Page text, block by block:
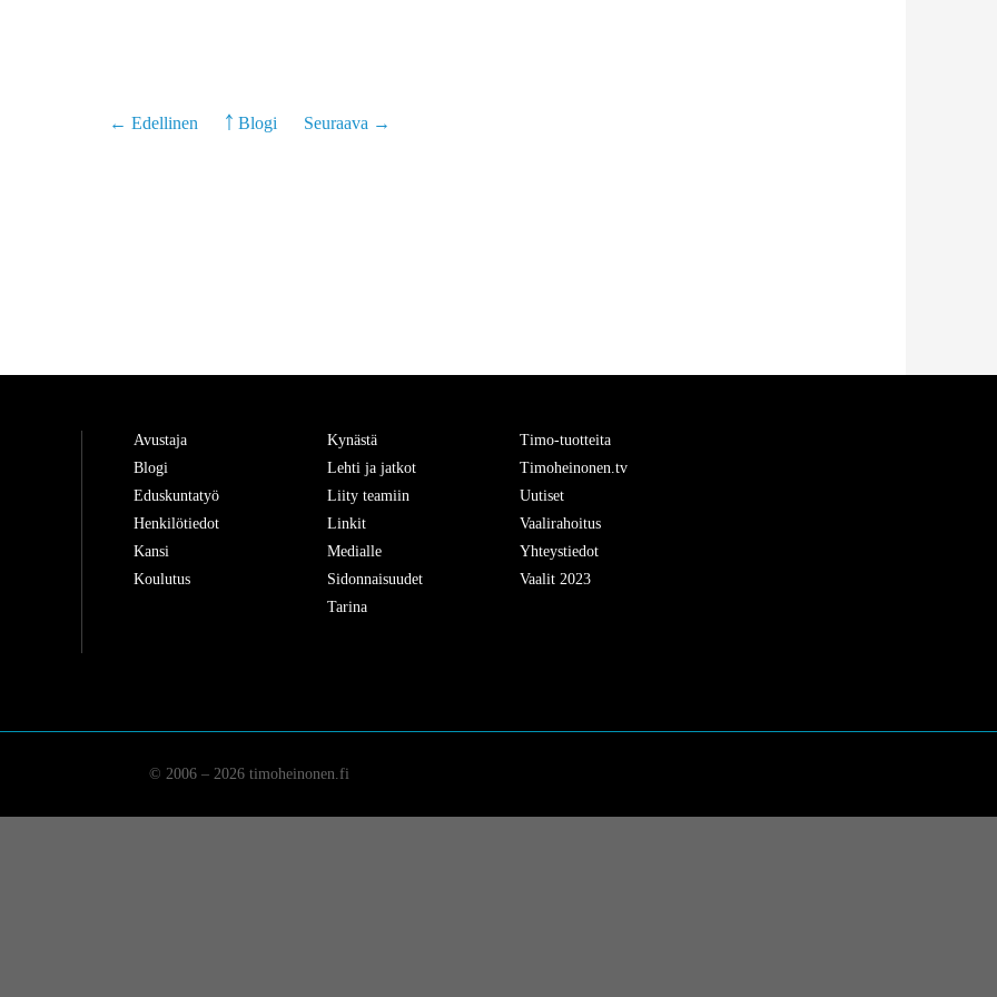
← Edellinen ￪ Blogi Seuraava →
Avustaja
Blogi
Eduskuntatyö
Henkilötiedot
Kansi
Koulutus
Kynästä
Lehti ja jatkot
Liity teamiin
Linkit
Medialle
Sidonnaisuudet
Tarina
Timo-tuotteita
Timoheinonen.tv
Uutiset
Vaalirahoitus
Yhteystiedot
Vaalit 2023
© 2006 – 2026 timoheinonen.fi